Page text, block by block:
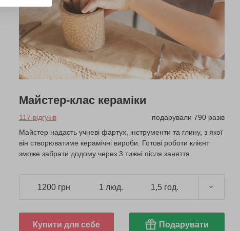
Майстер-клас кераміки
117 відгуків
подарували 790 разів
Майстер надасть учневі фартух, інструменти та глину, з якої
він створюватиме керамічні вироби. Готові роботи клієнт
зможе забрати додому через 3 тижні після заняття.
1200 грн 1 люд. 1,5 год.
Купити для себе Подарувати